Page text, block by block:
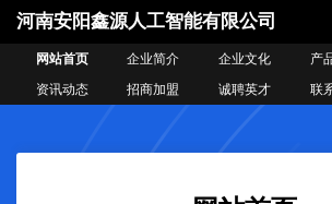
河南安阳鑫源人工智能有限公司
网站首页 企业简介 企业文化 产
资讯动态
招商加盟 诚聘英才 联